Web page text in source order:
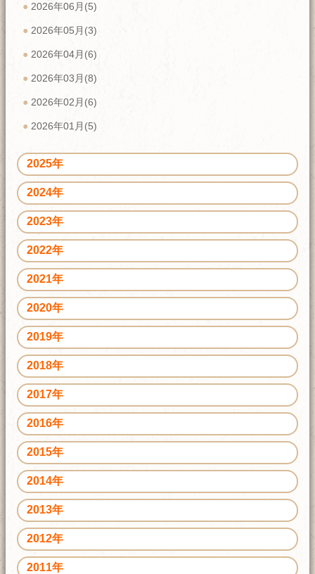
2026年06月(5)
2026年05月(3)
2026年04月(6)
2026年03月(8)
2026年02月(6)
2026年01月(5)
2025年
2024年
2023年
2022年
2021年
2020年
2019年
2018年
2017年
2016年
2015年
2014年
2013年
2012年
2011年